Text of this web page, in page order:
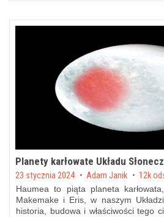
Planety karłowate Układu
Posted on
23 stycznia 2024 by Adam Janik 12k
Haumea to piąta planeta
Makemake i Eris, w naszym
historia, budowa i właściwości tego